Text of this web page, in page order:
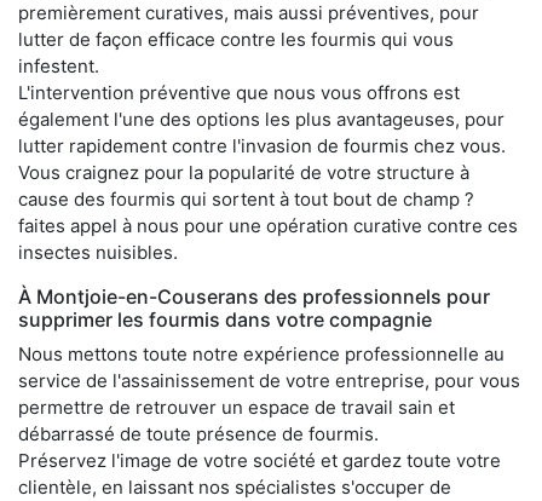
premièrement curatives, mais aussi préventives, pour
lutter de façon efficace contre les fourmis qui vous
infestent.
L'intervention préventive que nous vous offrons est
également l'une des options les plus avantageuses, pour
lutter rapidement contre l'invasion de fourmis chez vous.
Vous craignez pour la popularité de votre structure à
cause des fourmis qui sortent à tout bout de champ ?
faites appel à nous pour une opération curative contre ces
insectes nuisibles.
À Montjoie-en-Couserans des professionnels pour
supprimer les fourmis dans votre compagnie
Nous mettons toute notre expérience professionnelle au
service de l'assainissement de votre entreprise, pour vous
permettre de retrouver un espace de travail sain et
débarrassé de toute présence de fourmis.
Préservez l'image de votre société et gardez toute votre
clientèle, en laissant nos spécialistes s'occuper de